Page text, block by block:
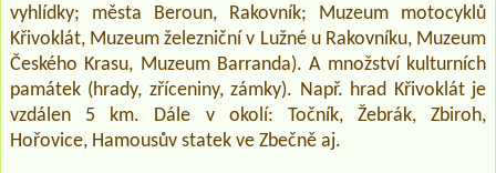
vyhlídky; města Beroun, Rakovník; Muzeum motocyklů
Křivoklát, Muzeum železniční v Lužné u Rakovníku, Muzeum
Českého Krasu, Muzeum Barranda). A množství kulturních
památek (hrady, zříceniny, zámky). Např. hrad Křivoklát je
vzdálen 5 km. Dále v okolí: Točník, Žebrák, Zbiroh,
Hořovice, Hamousův statek ve Zbečně aj.